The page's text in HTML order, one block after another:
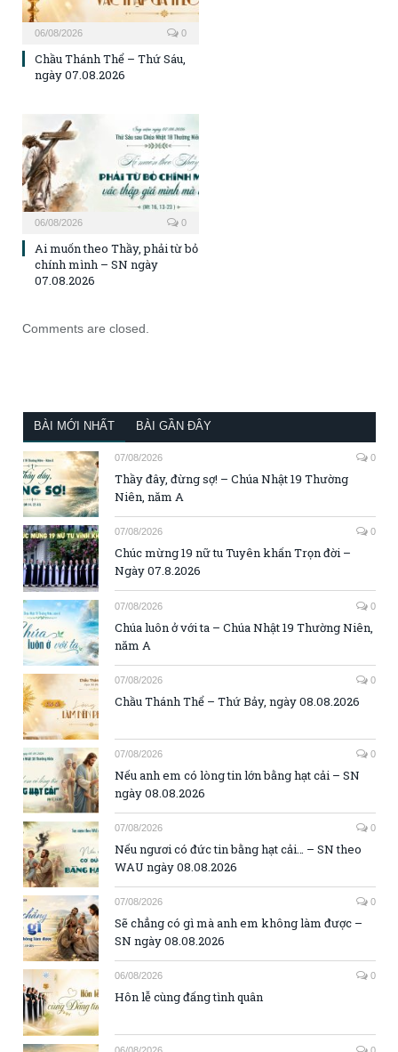
06/08/2026 0
Chầu Thánh Thể – Thứ Sáu,
ngày 07.08.2026
06/08/2026 0
Ai muốn theo Thầy, phải từ bỏ
chính mình – SN ngày
07.08.2026
Comments are closed.
BÀI MỚI NHẤT BÀI GẦN ĐÂY
07/08/2026 0
Thầy đây, đừng sợ! – Chúa Nhật 19 Thường
Niên, năm A
07/08/2026 0
Chúc mừng 19 nữ tu Tuyên khấn Trọn đời –
Ngày 07.8.2026
07/08/2026 0
Chúa luôn ở với ta – Chúa Nhật 19 Thường Niên,
năm A
07/08/2026 0
Chầu Thánh Thể – Thứ Bảy, ngày 08.08.2026
07/08/2026 0
Nếu anh em có lòng tin lớn bằng hạt cải – SN
ngày 08.08.2026
07/08/2026 0
Nếu ngươi có đức tin bằng hạt cải… – SN theo
WAU ngày 08.08.2026
07/08/2026 0
Sẽ chẳng có gì mà anh em không làm được –
SN ngày 08.08.2026
06/08/2026 0
Hôn lễ cùng đấng tình quân